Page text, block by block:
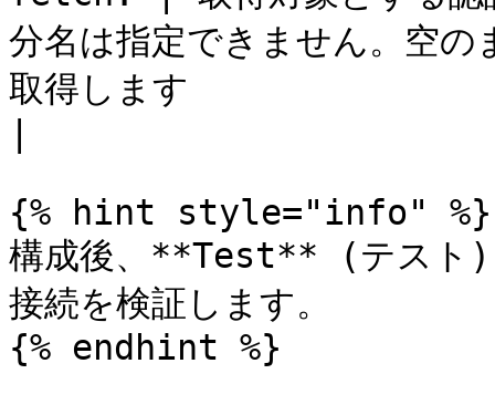
分名は指定できません。空
取得します
{% hint style="info" %}
構成後、**Test** (テスト)
接続を検証します。
{% endhint %}